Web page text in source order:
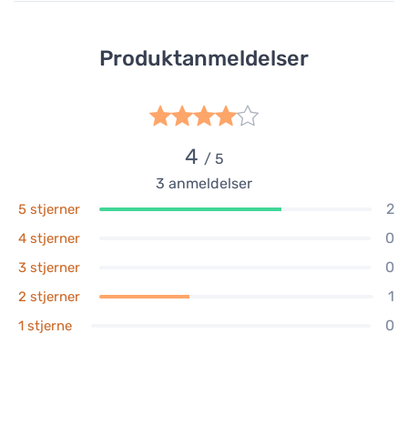
Produktanmeldelser
4 / 5
3 anmeldelser
5 stjerner 2
4 stjerner 0
3 stjerner 0
2 stjerner 1
1 stjerne 0